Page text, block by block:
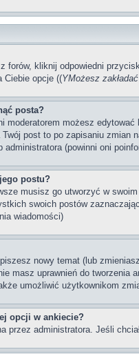
forów, kliknij odpowiedni
Ciebie opcje ((YMożesz
posta?
moderatorem możesz
post to po zapisaniu
administratora (powinni oni
postu?
musisz go utworzyć w
swoich postów
wiadomości)
nowy temat (lub
masz uprawnień do
umożliwić użytkownikom
opcji w ankiecie?
przez administratora. Jeśli